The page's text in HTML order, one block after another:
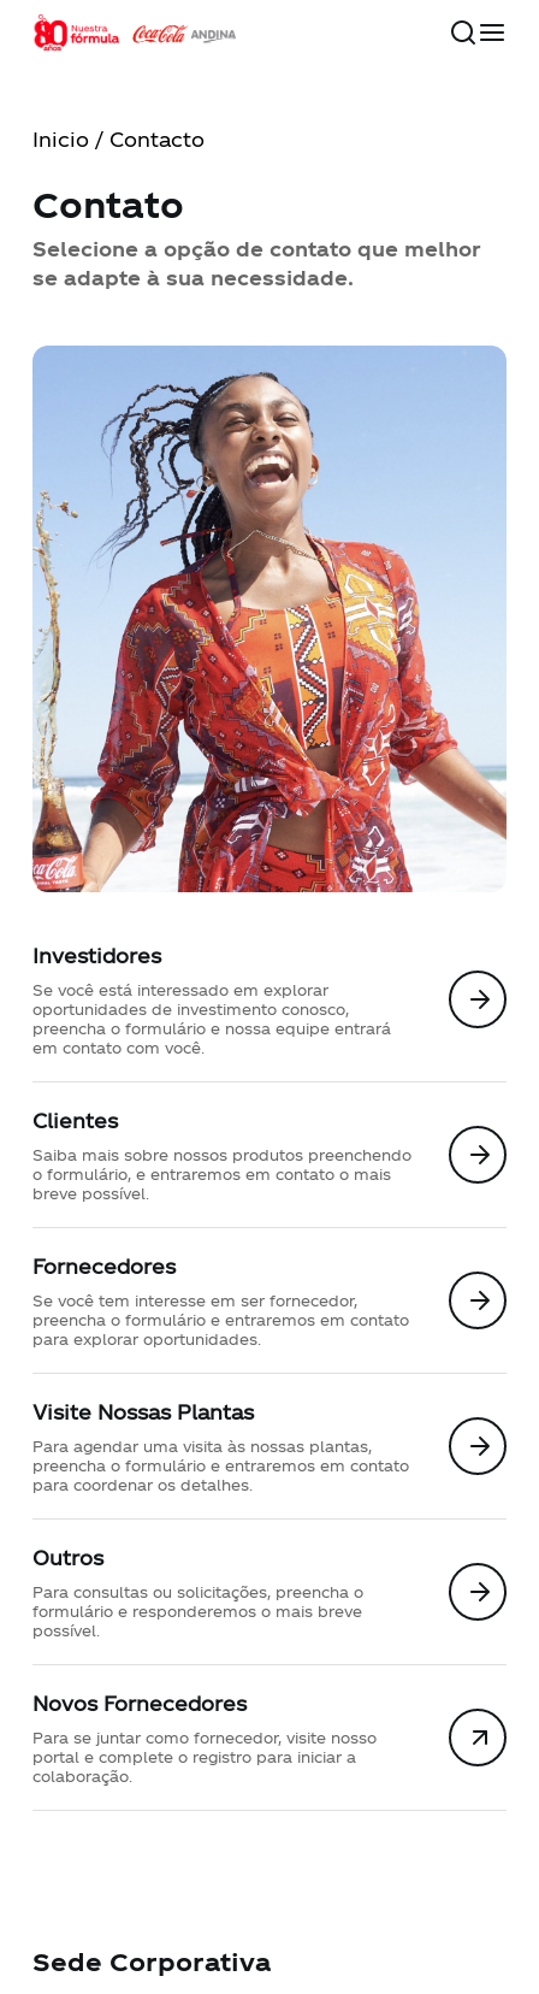
Skip
Nossa companhia
Nossas marcas
Investidores
Contato
Notícias
Trabalhe Conosco
Documentos de interesse
Inicio/ Contacto
Contato
Selecione a opção de contato que melhor
se adapte à sua necessidade.
Investidores
Se você está interessado em explorar
oportunidades de investimento conosco,
preencha o formulário e nossa equipe entrará
em contato com você.
Clientes
Saiba mais sobre nossos produtos preenchendo
o formulário, e entraremos em contato o mais
breve possível.
Fornecedores
Se você tem interesse em ser fornecedor,
preencha o formulário e entraremos em contato
para explorar oportunidades.
Visite Nossas Plantas
Para agendar uma visita às nossas plantas,
preencha o formulário e entraremos em contato
para coordenar os detalhes.
Outros
Para consultas ou solicitações, preencha o
formulário e responderemos o mais breve
possível.
Novos Fornecedores
Para se juntar como fornecedor, visite nosso
portal e complete o registro para iniciar a
colaboração.
Sede Corporativa